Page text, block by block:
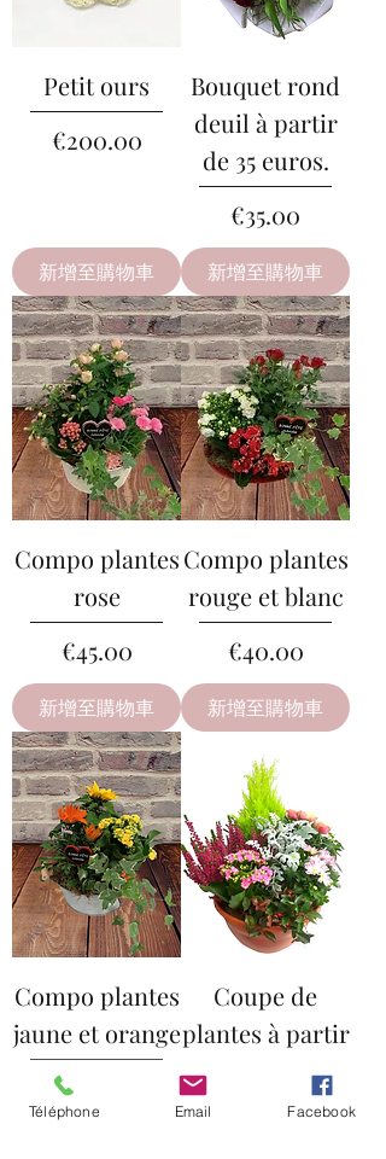
Petit ours
價格
€200.00
新增至購物車
Bouquet rond
deuil à partir
de 35 euros.
價格
€35.00
新增至購物車
Compo plantes
rose
價格
€45.00
新增至購物車
Compo plantes
rouge et blanc
價格
€40.00
新增至購物車
Compo plantes
jaune et orange
價格
€39.50
Coupe de
plantes à partir
de 35 euros.
€35.00
Téléphone Email Facebook